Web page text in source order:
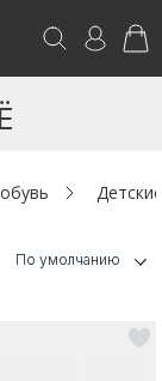
По умолчанию